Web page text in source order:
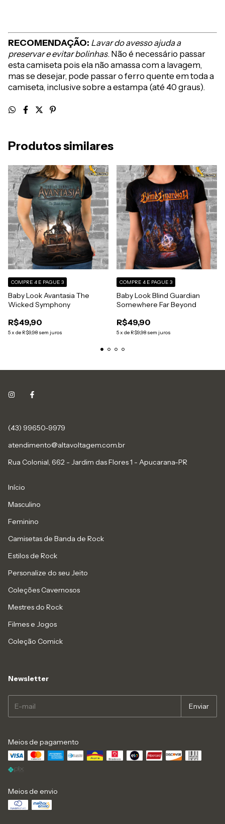
RECOMENDAÇÃO: Lavar do avesso ajuda a
preservar e evitar bolinhas. Não é necessário passar
esta camiseta pois ela não amassa com a lavagem,
mas se desejar, pode passar o ferro quente em toda a
camiseta, inclusive sobre a estampa (até 40 graus).
Produtos similares
Baby Look Avantasia The
Wicked Symphony
R$49,90
5x de R$9,98 sem juros
COMPRE 4 E PAGUE 3
Baby Look Blind Guardian
Somewhere Far Beyond
R$49,90
5x de R$9,98 sem juros
COMPRE 4 E PAGUE 3
(43) 99650-9979
atendimento@altavoltagem.com.br
Rua Colonial, 662 - Jardim das Flores 1 - Apucarana-PR
Início
Masculino
Feminino
Camisetas de Banda de Rock
Estilos de Rock
Personalize do seu Jeito
Coleções Cavernosos
Mestres do Rock
Filmes e Jogos
Coleção Comick
Newsletter
Meios de pagamento
Meios de envio